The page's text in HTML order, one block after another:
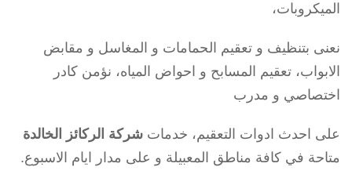
الميكروبات،
نعنى بتنظيف و تعقيم الحمامات و المغاسل و مقابض
الابواب، تعقيم المسابح و احواض المياه، نؤمن كادر
اختصاصي و مدرب
على احدث ادوات التعقيم، خدمات شركة الركائز الخالدة
متاحة في كافة مناطق المعبيلة و على مدار ايام الاسبوع.